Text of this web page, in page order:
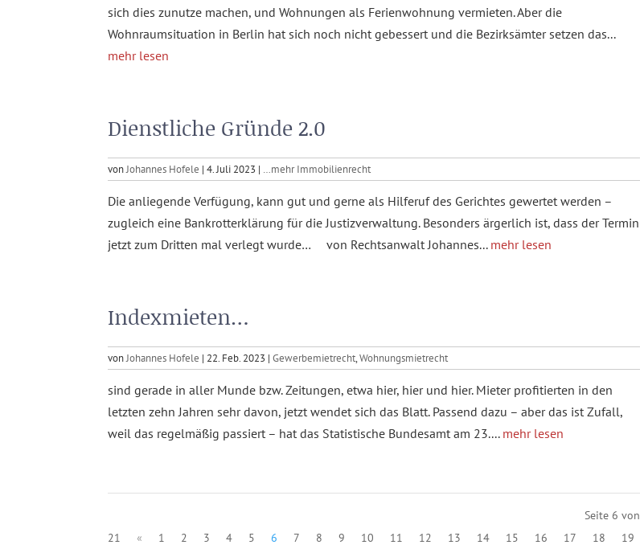
sich dies zunutze machen, und Wohnungen als Ferienwohnung vermieten. Aber die
Wohnraumsituation in Berlin hat sich noch nicht gebessert und die Bezirksämter setzen das...
mehr lesen
Dienstliche Gründe 2.0
vonJohannes Hofele |4. Juli 2023 | …mehr Immobilienrecht
Die anliegende Verfügung, kann gut und gerne als Hilferuf des Gerichtes gewertet werden –
zugleich eine Bankrotterklärung für die Justizverwaltung. Besonders ärgerlich ist, dass der Termin
jetzt zum Dritten mal verlegt wurde… von Rechtsanwalt Johannes... mehr lesen
Indexmieten…
vonJohannes Hofele | 22. Feb. 2023 |Gewerbemietrecht,Wohnungsmietrecht
sind gerade in aller Munde bzw. Zeitungen, etwa hier, hier und hier. Mieter profitierten in den
letzten zehn Jahren sehr davon, jetzt wendet sich das Blatt. Passend dazu – aber das ist Zufall,
weil das regelmäßig passiert – hat das Statistische Bundesamt am 23.... mehr lesen
Seite 6 von
21
« 1 2 3 4 5 6 7 8 9 10 11 12 13 14 15 16 17 18 19